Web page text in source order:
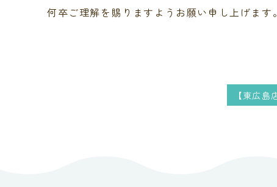
何卒ご理解を賜りますようお願い申し上げます。